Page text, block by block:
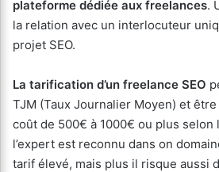
plateforme dédiée aux freelances.
la relation avec un interlocuteur
projet SEO.
La tarification d’un freelance SEO
TJM (Taux Journalier Moyen) et
coût de 500€ à 1000€ ou plus selon
l’expert est reconnu dans on
tarif élevé, mais plus il risque aussi